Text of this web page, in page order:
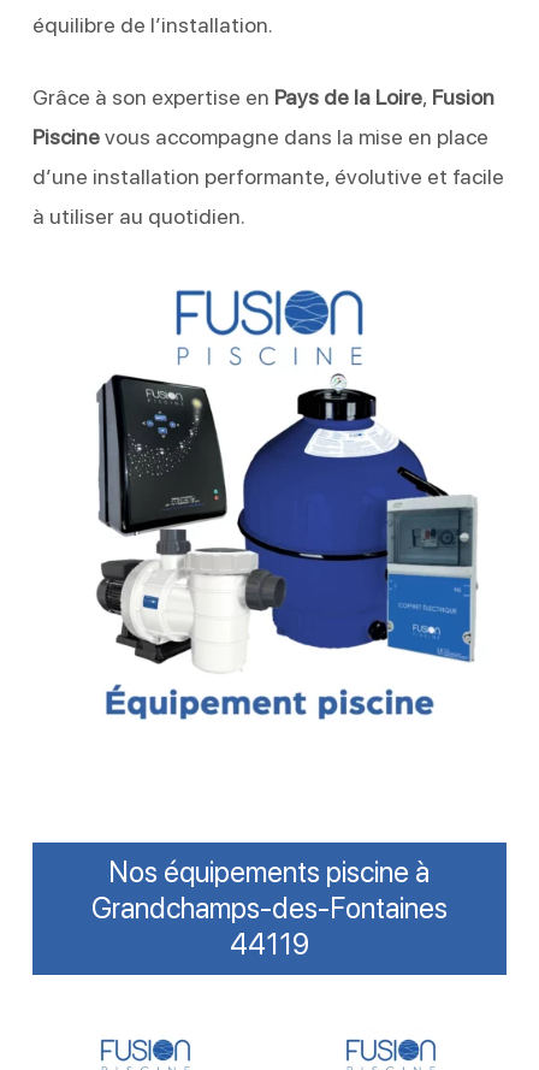
équilibre de l’installation.
Grâce à son expertise en Pays de la Loire, Fusion
Piscinevous accompagne dans la mise en place
d’une installation performante, évolutive et facile
à utiliser au quotidien.
Nos équipements piscine à
Grandchamps-des-Fontaines
44119